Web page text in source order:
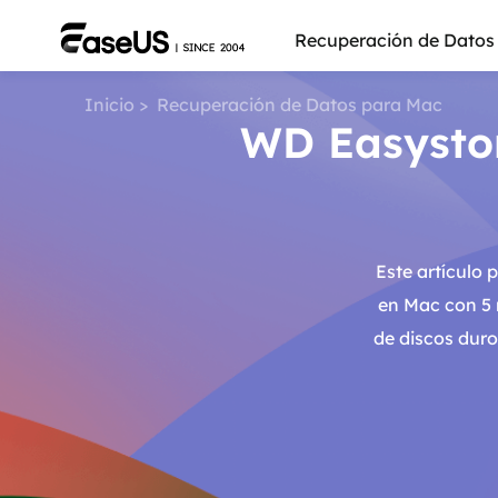
Recuperación de Datos
Más
Inicio > Recuperación de Datos para Mac
WD
Este artículo
en Mac con
de discos